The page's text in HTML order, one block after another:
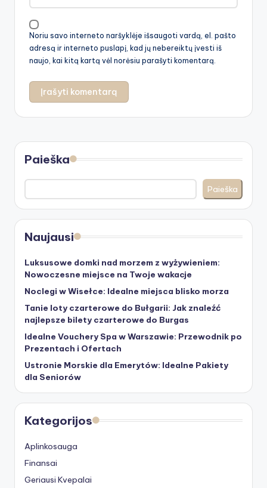
Noriu savo interneto naršyklėje išsaugoti vardą, el. pašto
adresą ir interneto puslapį, kad jų nebereiktų įvesti iš
naujo, kai kitą kartą vėl norėsiu parašyti komentarą.
Paieška
Paieška
Naujausi
Luksusowe domki nad morzem z wyżywieniem:
Nowoczesne miejsce na Twoje wakacje
Noclegi w Wisełce: Idealne miejsca blisko morza
Tanie loty czarterowe do Bułgarii: Jak znaleźć
najlepsze bilety czarterowe do Burgas
Idealne Vouchery Spa w Warszawie: Przewodnik po
Prezentach i Ofertach
Ustronie Morskie dla Emerytów: Idealne Pakiety
dla Seniorów
Kategorijos
Aplinkosauga
Finansai
Geriausi Kvepalai